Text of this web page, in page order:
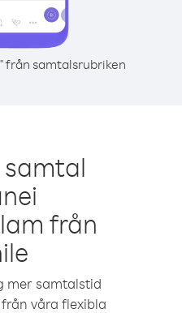
från samtalsrubriken
samtal
från
mer samtalstid
våra flexibla